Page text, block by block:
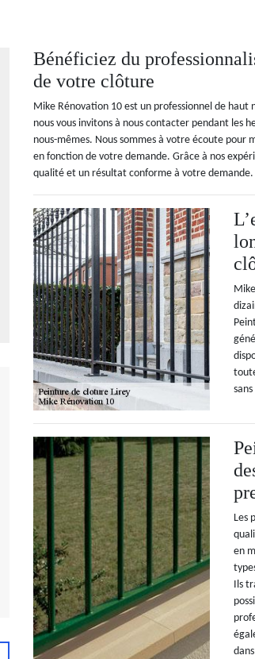
Bénéficiez du
de votre clôture
Mike Rénovation 10 est un professionnel de
nous vous invitons à nous contacter pendant les
nous-mêmes. Nous sommes à votre écoute pour
en fonction de votre demande. Grâce à nos
qualité et un résultat conforme à votre demande.
Les
en
Ils